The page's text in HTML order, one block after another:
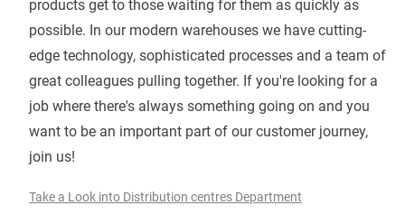
products get to those waiting for them as quickly as
possible. In our modern warehouses we have cutting-
edge technology, sophisticated processes and a team of
great colleagues pulling together. If you're looking for a
job where there's always something going on and you
want to be an important part of our customer journey,
join us!
Take a Look into Distribution centres Department